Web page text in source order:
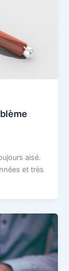
aisé.
et très